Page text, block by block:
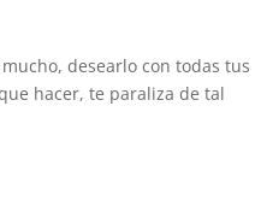
desearlo con todas tus
hacer, te paraliza de tal